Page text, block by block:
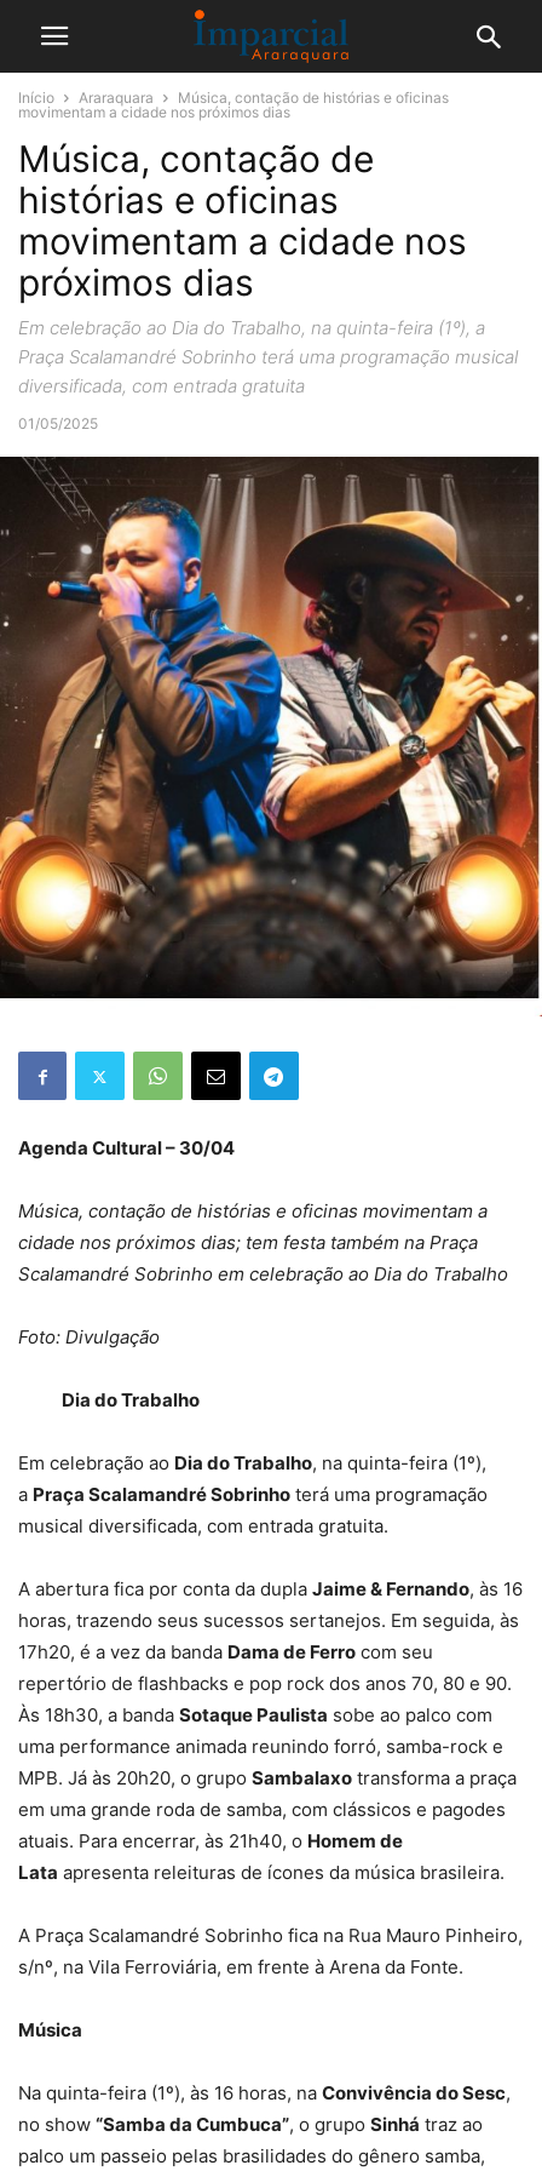
Início Araraquara
Música, contação de histórias e oficinas
movimentam a cidade nos próximos dias
Música, contação de
histórias e oficinas
movimentam a cidade nos
próximos dias
Em celebração ao Dia do Trabalho, na quinta-feira (1º), a
Praça Scalamandré Sobrinho terá uma programação musical
diversificada, com entrada gratuita
01/05/2025
Agenda Cultural – 30/04
Música, contação de histórias e oficinas movimentam a
cidade nos próximos dias; tem festa também na Praça
Scalamandré Sobrinho em celebração ao Dia do Trabalho
Foto: Divulgação
Dia do Trabalho
Em celebração ao Dia do Trabalho, na quinta-feira (1º),
a Praça Scalamandré Sobrinho terá uma programação
musical diversificada, com entrada gratuita.
A abertura fica por conta da dupla Jaime & Fernando, às 16
horas, trazendo seus sucessos sertanejos. Em seguida, às
17h20, é a vez da banda Dama de Ferro com seu
repertório de flashbacks e pop rock dos anos 70, 80 e 90.
Às 18h30, a banda Sotaque Paulista sobe ao palco com
uma performance animada reunindo forró, samba-rock e
MPB. Já às 20h20, o grupo Sambalaxo transforma a praça
em uma grande roda de samba, com clássicos e pagodes
atuais. Para encerrar, às 21h40, o Homem de
Lata apresenta releituras de ícones da música brasileira.
A Praça Scalamandré Sobrinho fica na Rua Mauro Pinheiro,
s/nº, na Vila Ferroviária, em frente à Arena da Fonte.
Música
Na quinta-feira (1º), às 16 horas, na Convivência do Sesc,
no show “Samba da Cumbuca”, o grupo Sinhá traz ao
palco um passeio pelas brasilidades do gênero samba,